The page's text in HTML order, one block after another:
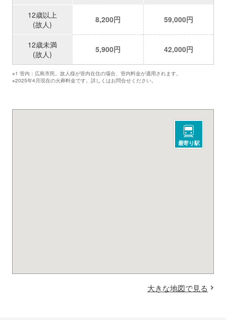
12歳以上
(故人)
8,200円 59,000円
12歳未満
(故人)
5,900円 42,000円
※1 管内：広島市民。故人様が管内在住の場合、管内料金が適用されます。
※2025年4月現在の火葬料金です。詳しくはお問合せください。
最寄り駅
大きな地図で見る